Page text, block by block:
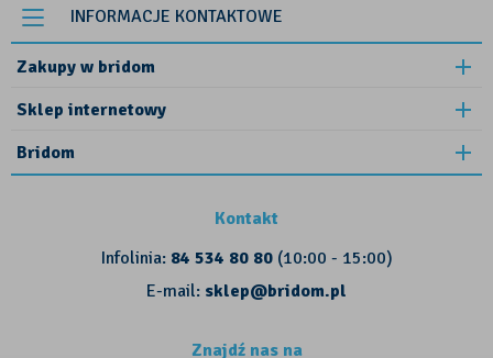
INFORMACJE KONTAKTOWE
Zakupy w bridom
Sklep internetowy
Bridom
Kontakt
Infolinia: 84 534 80 80 (10:00 - 15:00)
E-mail: sklep@bridom.pl
Znajdź nas na